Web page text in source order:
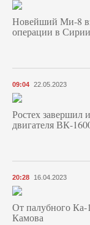
Новейший Ми-8
операции в Сирии
09:04 22.05.2023
Ростех завершил
двигателя ВК-
20:28 16.04.2023
От палубного Ка-
Камова